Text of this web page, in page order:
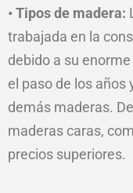
• Tipos de madera:
trabajada en la
debido a su
el paso de los años
demás maderas.
maderas caras,
precios superiores.